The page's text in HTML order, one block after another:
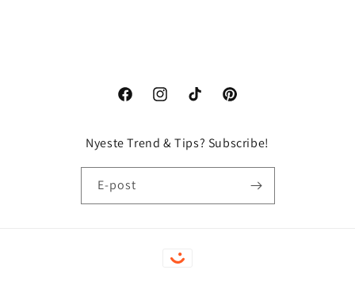
FacebookInstagramTikTok Pinterest
Nyeste Trend & Tips? Subscribe!
E-post
Betalingsmåter